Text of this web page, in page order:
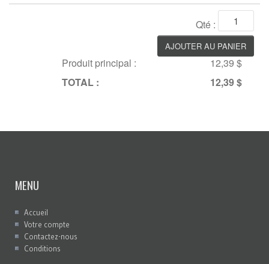
Qté :
Produit principal :
12,39 $
TOTAL :
12,39 $
MENU
Accueil
Votre compte
Contactez-nous
Conditions